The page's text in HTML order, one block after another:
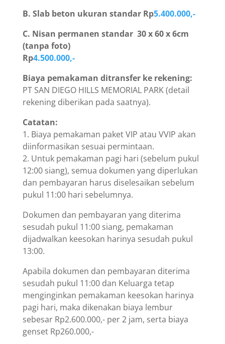
B. Slab beton ukuran standar Rp5.400.000,-
C. Nisan permanen standar 30 x 60 x 6cm
(tanpa foto)
Rp4.500.000,-
Biaya pemakaman ditransfer ke rekening:
PT SAN DIEGO HILLS MEMORIAL PARK (detail
rekening diberikan pada saatnya).
Catatan:
1. Biaya pemakaman paket VIP atau VVIP akan
diinformasikan sesuai permintaan.
2. Untuk pemakaman pagi hari (sebelum pukul
12:00 siang), semua dokumen yang diperlukan
dan pembayaran harus diselesaikan sebelum
pukul 11:00 hari sebelumnya.
Dokumen dan pembayaran yang diterima
sesudah pukul 11:00 siang, pemakaman
dijadwalkan keesokan harinya sesudah pukul
13:00.
Apabila dokumen dan pembayaran diterima
sesudah pukul 11:00 dan Keluarga tetap
menginginkan pemakaman keesokan harinya
pagi hari, maka dikenakan biaya lembur
sebesar Rp2.600.000,- per 2 jam, serta biaya
genset Rp260.000,-